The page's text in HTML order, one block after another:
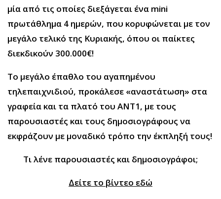
μία από τις οποίες διεξάγεται ένα mini
πρωτάθλημα 4 ημερών, που κορυφώνεται με τον
μεγάλο τελικό της Κυριακής, όπου οι παίκτες
διεκδικούν 300.000€!
Το μεγάλο έπαθλο του αγαπημένου
τηλεπαιχνιδιού, προκάλεσε «αναστάτωση» στα
γραφεία και τα πλατό του ΑΝΤ1, με τους
παρουσιαστές και τους δημοσιογράφους να
εκφράζουν με μοναδικό τρόπο την έκπληξή τους!
Τι λένε παρουσιαστές και δημοσιογράφοι;
Δείτε το βίντεο εδώ